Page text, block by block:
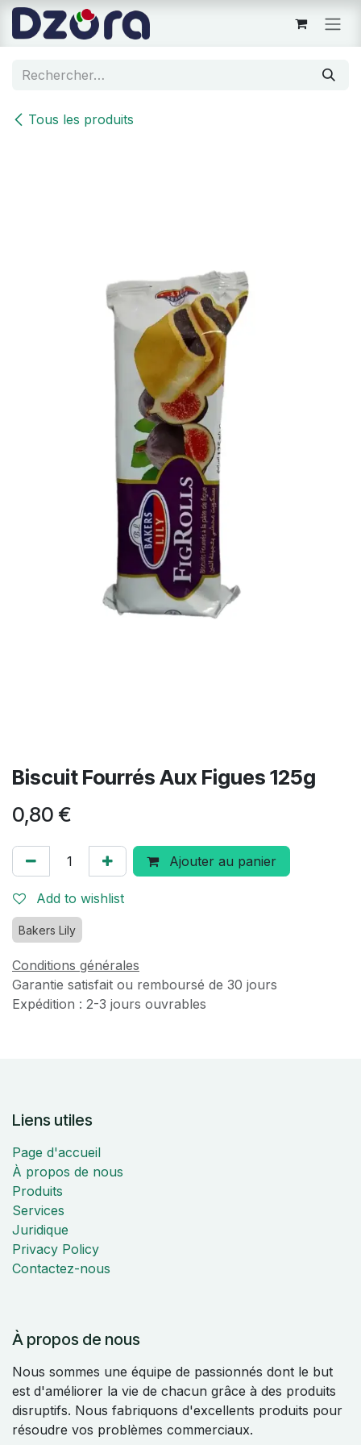
Se rendre au contenu
Tous les produits
Biscuit Fourrés Aux Figues 125g
0,80 €
Ajouter au panier
Add to wishlist
Bakers Lily
Conditions générales
Garantie satisfait ou remboursé de 30 jours
Expédition : 2-3 jours ouvrables
Liens utiles
Page d'accueil
À propos de nous
Produits
Services
Juridique
Privacy Policy
Contactez-nous
À propos de nous
Nous sommes une équipe de passionnés dont le but
est d'améliorer la vie de chacun grâce à des produits
disruptifs. Nous fabriquons d'excellents produits pour
résoudre vos problèmes commerciaux.